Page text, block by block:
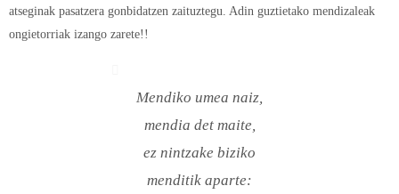
atseginak pasatzera gonbidatzen zaituztegu. Adin guztietako mendizaleak
ongietorriak izango zarete!!
Mendiko umea naiz,
mendia det maite,
ez nintzake biziko
menditik aparte: